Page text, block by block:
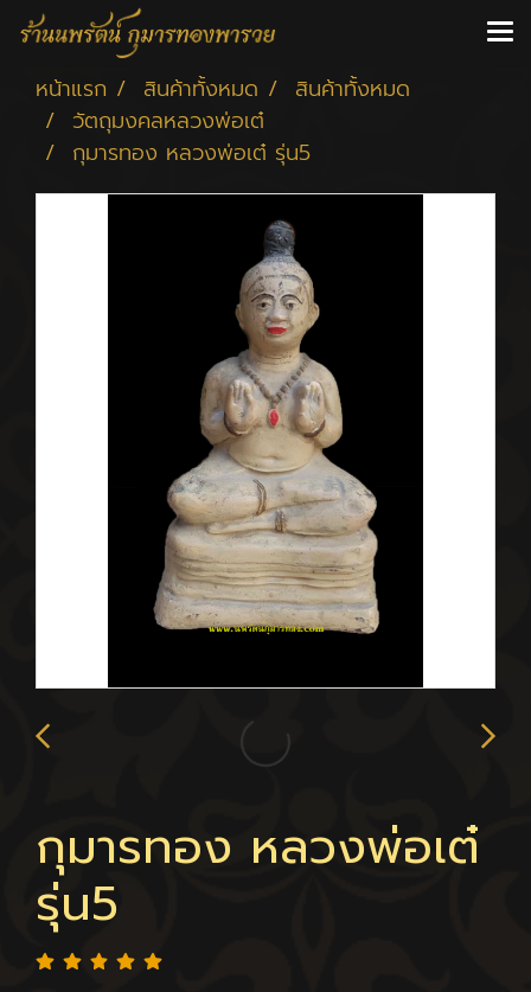
หน้าแรก สินค้าทั้งหมด
สินค้าทั้งหมด
วัตถุมงคลหลวงพ่อเต๋
กุมารทอง หลวงพ่อเต๋ รุ่น5
กุมารทอง หลวงพ่อเต๋
รุ่น5